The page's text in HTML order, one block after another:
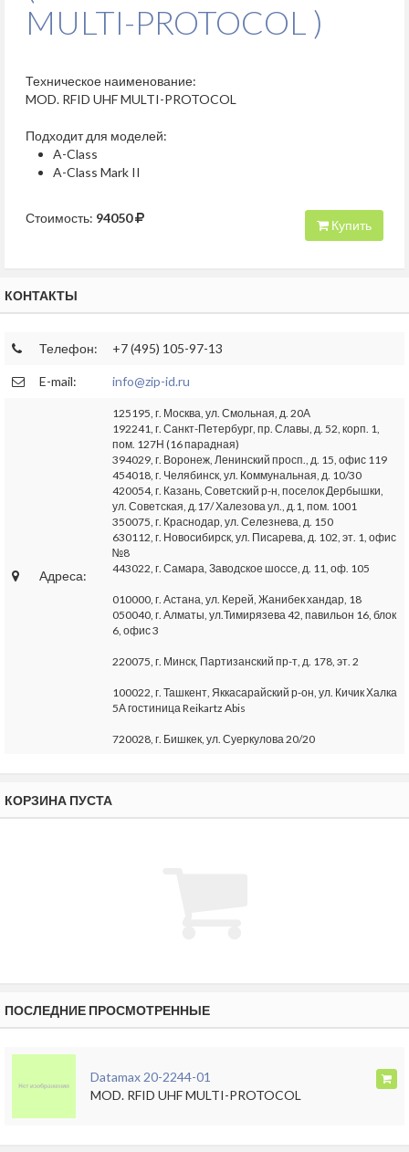
MULTI-PROTOCOL )
Техническое наименование:
MOD. RFID UHF MULTI-PROTOCOL
Подходит для моделей:
A-Class
A-Class Mark II
Стоимость: 94050 Купить
КОНТАКТЫ
Телефон: +7 (495) 105-97-13
E-mail: info@zip-id.ru
Адреса:
125195, г. Москва, ул. Смольная, д. 20А
192241, г. Санкт-Петербург, пр. Славы, д. 52, корп. 1,
пом. 127Н (16 парадная)
394029, г. Воронеж, Ленинский просп., д. 15, офис 119
454018, г. Челябинск, ул. Коммунальная, д. 10/30
420054, г. Казань, Советский р-н, поселок Дербышки,
ул. Советская, д.17/ Халезова ул., д.1, пом. 1001
350075, г. Краснодар, ул. Селезнева, д. 150
630112, г. Новосибирск, ул. Писарева, д. 102, эт. 1, офис
№8
443022, г. Самара, Заводское шоссе, д. 11, оф. 105
010000, г. Астана, ул. Керей, Жанибек хандар, 18
050040, г. Алматы, ул.Тимирязева 42, павильон 16, блок
6, офис 3
220075, г. Минск, Партизанский пр-т, д. 178, эт. 2
100022, г. Ташкент, Яккасарайский р-он, ул. Кичик Халка
5А гостиница Reikartz Abis
720028, г. Бишкек, ул. Суеркулова 20/20
КОРЗИНА ПУСТА
ПОСЛЕДНИЕ ПРОСМОТРЕННЫЕ
Datamax 20-2244-01
MOD. RFID UHF MULTI-PROTOCOL